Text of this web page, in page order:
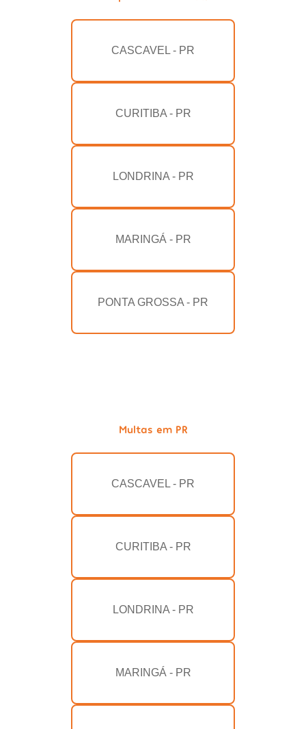
CASCAVEL - PR
CURITIBA - PR
LONDRINA - PR
MARINGÁ - PR
PONTA GROSSA - PR
Multas em PR
CASCAVEL - PR
CURITIBA - PR
LONDRINA - PR
MARINGÁ - PR